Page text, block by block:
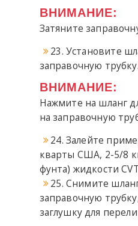
ВНИМАНИЕ:
Затяните
23. Установите
заправочную трубку.
ВНИМАНИЕ:
Нажмите на шланг
на заправочную
24. Залейте
кварты США, 2-5/8
фунта) жидкости
25. Снимите
заправочную
заглушку для